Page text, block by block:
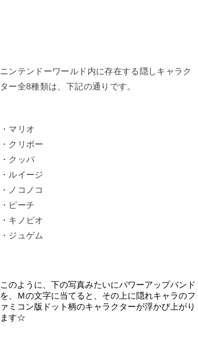
ニンテンドーワールド内に存在する隠しキャラク
ター全8種類は、下記の通りです。
・マリオ
・クリボー
・クッパ
・ルイージ
・ノコノコ
・ピーチ
・キノピオ
・ジュゲム
このように、下の写真みたいにパワーアップバンド
を、Ｍの文字に当てると、その上に隠れキャラのフ
ァミコン版ドット柄のキャラクターが浮かび上がり
ます☆